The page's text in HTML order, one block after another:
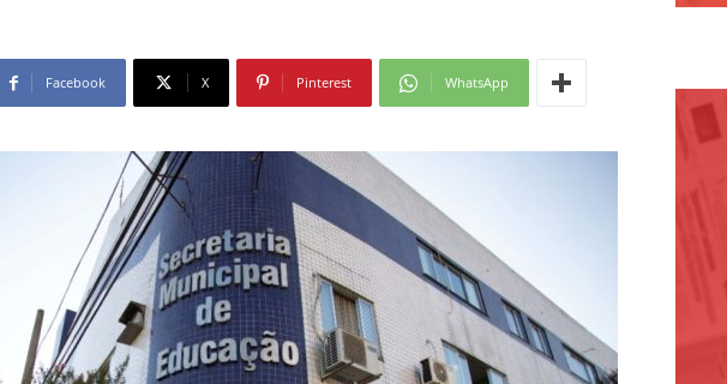
Facebook X Pinterest WhatsApp